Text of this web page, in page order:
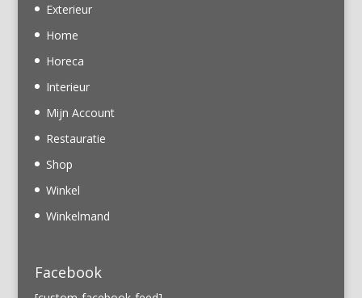
Exterieur
Home
Horeca
Interieur
Mijn Account
Restauratie
Shop
Winkel
Winkelmand
Facebook